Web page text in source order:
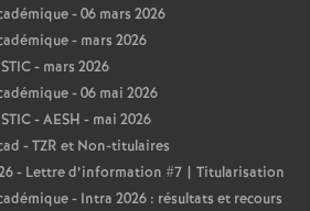
- 06 mars 2026
- mars 2026
- mars 2026
- 06 mai 2026
- AESH - mai 2026
- TZR et Non-titulaires
- Lettre d’information #7 | Titularisation
- Intra 2026 : résultats et recours